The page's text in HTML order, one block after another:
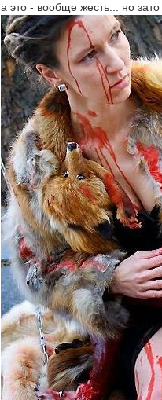
а это - вообще жесть... но зато